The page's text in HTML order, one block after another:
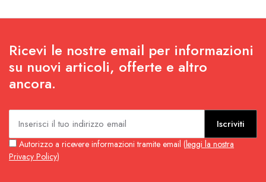
Ricevi le nostre email per informazioni
su nuovi articoli, offerte e altro
ancora.
Iscriviti
Autorizzo a ricevere informazioni tramite email (leggi la nostra
Privacy Policy)